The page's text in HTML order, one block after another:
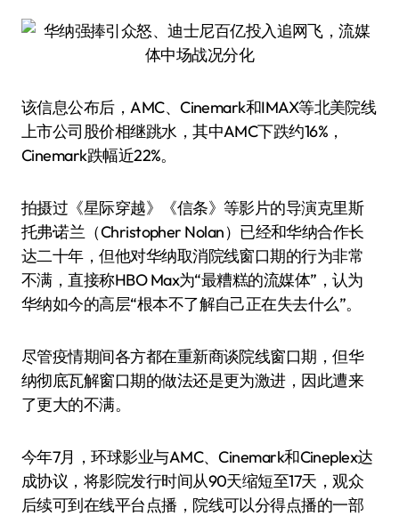
该信息公布后，AMC、Cinemark和IMAX等北美院线
上市公司股价相继跳水，其中AMC下跌约16%，
Cinemark跌幅近22%。
拍摄过《星际穿越》《信条》等影片的导演克里斯
托弗·诺兰（Christopher Nolan）已经和华纳合作长
达二十年，但他对华纳取消院线窗口期的行为非常
不满，直接称HBO Max为“最糟糕的流媒体”，认为
华纳如今的高层“根本不了解自己正在失去什么”。
尽管疫情期间各方都在重新商谈院线窗口期，但华
纳彻底瓦解窗口期的做法还是更为激进，因此遭来
了更大的不满。
今年7月，环球影业与AMC、Cinemark和Cineplex达
成协议，将影院发行时间从90天缩短至17天，观众
后续可到在线平台点播，院线可以分得点播的一部